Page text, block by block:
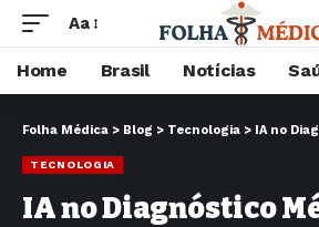
Aa
Home Brasil Notícias
Folha Médica > Blog > Tecnologia > IA no Diagnóstico
TECNOLOGIA
IA no Diagnóstico